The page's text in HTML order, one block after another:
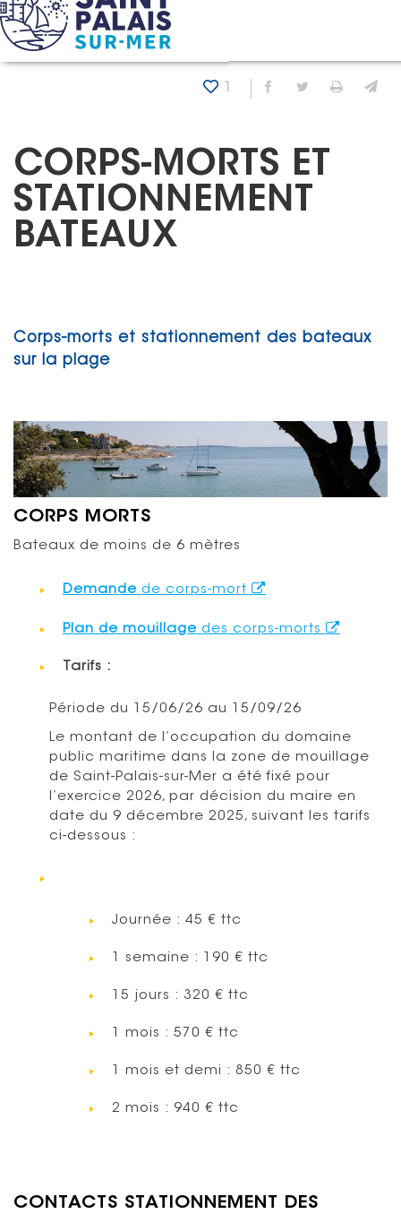
Panneau de gestion des cookies
Accueil Corps-morts et stationnement bateaux
Partager sur
Partager
CORPS-MORTS ET
STATIONNEMENT
BATEAUX
Corps-morts et stationnement des bateaux
sur la plage
CORPS MORTS
Bateaux de moins de 6 mètres
Demande de corps-mort
Plan de mouillage des corps-morts
Tarifs :
Période du 15/06/26 au 15/09/26
Le montant de l’occupation du domaine
public maritime dans la zone de mouillage
de Saint-Palais-sur-Mer a été fixé pour
l’exercice 2026, par décision du maire en
date du 9 décembre 2025, suivant les tarifs
ci-dessous :
Journée : 45 € ttc
1 semaine : 190 € ttc
15 jours : 320 € ttc
1 mois : 570 € ttc
1 mois et demi : 850 € ttc
2 mois : 940 € ttc
CONTACTS STATIONNEMENT DES